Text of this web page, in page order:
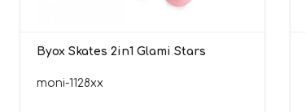
Byox Skates 2in1 Glami Stars
moni-1128xx